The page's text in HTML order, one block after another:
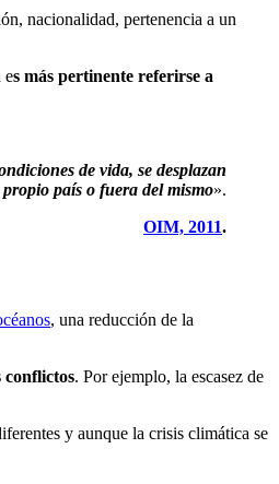
nacionalidad, pertenencia a un
es más pertinente referirse a
de vida, se desplazan
país o fuera del mismo».
OIM, 2011.
, una reducción de la
conflictos. Por ejemplo, la escasez de
y aunque la crisis climática se